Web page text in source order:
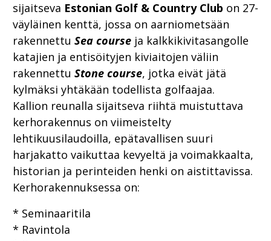
sijaitseva Estonian Golf & Country Club on 27-
väyläinen kenttä, jossa on aarniometsään
rakennettu Sea course ja kalkkikivitasangolle
katajien ja entisöityjen kiviaitojen väliin
rakennettu Stone course, jotka eivät jätä
kylmäksi yhtäkään todellista golfaajaa.
Kallion reunalla sijaitseva riihtä muistuttava
kerhorakennus on viimeistelty
lehtikuusilaudoilla, epätavallisen suuri
harjakatto vaikuttaa kevyeltä ja voimakkaalta,
historian ja perinteiden henki on aistittavissa.
Kerhorakennuksessa on:
* Seminaaritila
* Ravintola